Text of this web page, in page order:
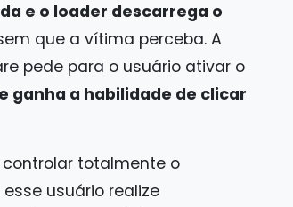
e o loader descarrega o
que a vítima perceba. A
pede para o usuário ativar o
ganha a habilidade de clicar
controlar totalmente o
usuário realize